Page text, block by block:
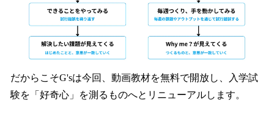
だからこそG'sは今回、動画教材を無料で開放し、入学試
験を「好奇心」を測るものへとリニューアルします。